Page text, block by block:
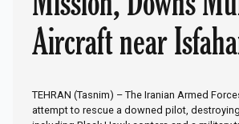
Aircraft near
TEHRAN (Tasnim) – The Iranian Armed
attempt to rescue a downed pilot,